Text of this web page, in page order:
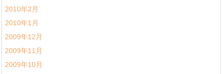
2010年2月
2010年1月
2009年12月
2009年11月
2009年10月